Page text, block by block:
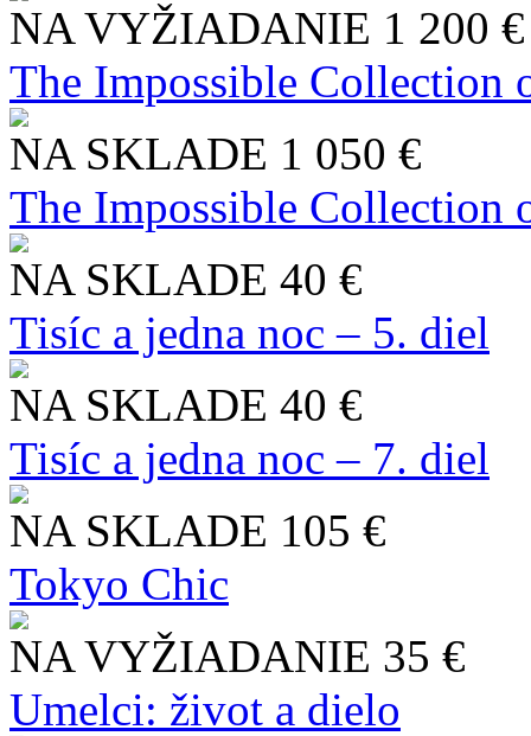
NA VYŽIADANIE 1 200 €
The Impossible Collection
NA SKLADE 1 050 €
The Impossible Collection
NA SKLADE 40 €
Tisíc a jedna noc – 5. diel
NA SKLADE 40 €
Tisíc a jedna noc – 7. diel
NA SKLADE 105 €
Tokyo Chic
NA VYŽIADANIE 35 €
Umelci: život a dielo